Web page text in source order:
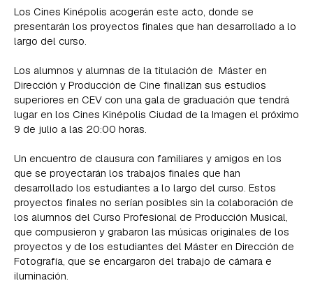
Los Cines Kinépolis acogerán este acto, donde se
presentarán los proyectos finales que han desarrollado a lo
largo del curso.
Los alumnos y alumnas de la titulación de Máster en
Dirección y Producción de Cine finalizan sus estudios
superiores en CEV con una gala de graduación que tendrá
lugar en los Cines Kinépolis Ciudad de la Imagen el próximo
9 de julio a las 20:00 horas.
Un encuentro de clausura con familiares y amigos en los
que se proyectarán los trabajos finales que han
desarrollado los estudiantes a lo largo del curso. Estos
proyectos finales no serían posibles sin la colaboración de
los alumnos del Curso Profesional de Producción Musical,
que compusieron y grabaron las músicas originales de los
proyectos y de los estudiantes del Máster en Dirección de
Fotografía, que se encargaron del trabajo de cámara e
iluminación.